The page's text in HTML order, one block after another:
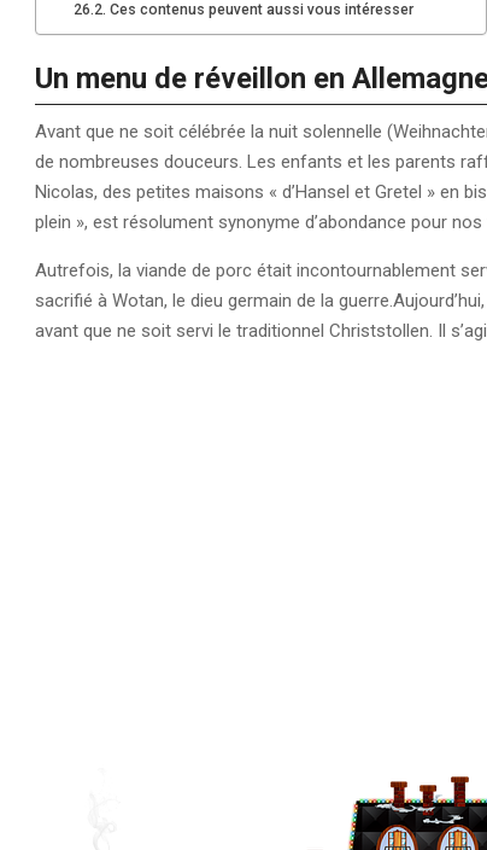
Ces contenus peuvent aussi vous intéresser
Un menu de réveillon en
Avant que ne soit célébrée la nuit solennelle
de nombreuses douceurs. Les enfants et les parents
Nicolas, des petites maisons « d’Hansel et Gretel » en
plein », est résolument synonyme d’abondance pour
Autrefois, la viande de porc était incontournablement
sacrifié à Wotan, le dieu germain de la
avant que ne soit servi le traditionnel Christstollen. Il